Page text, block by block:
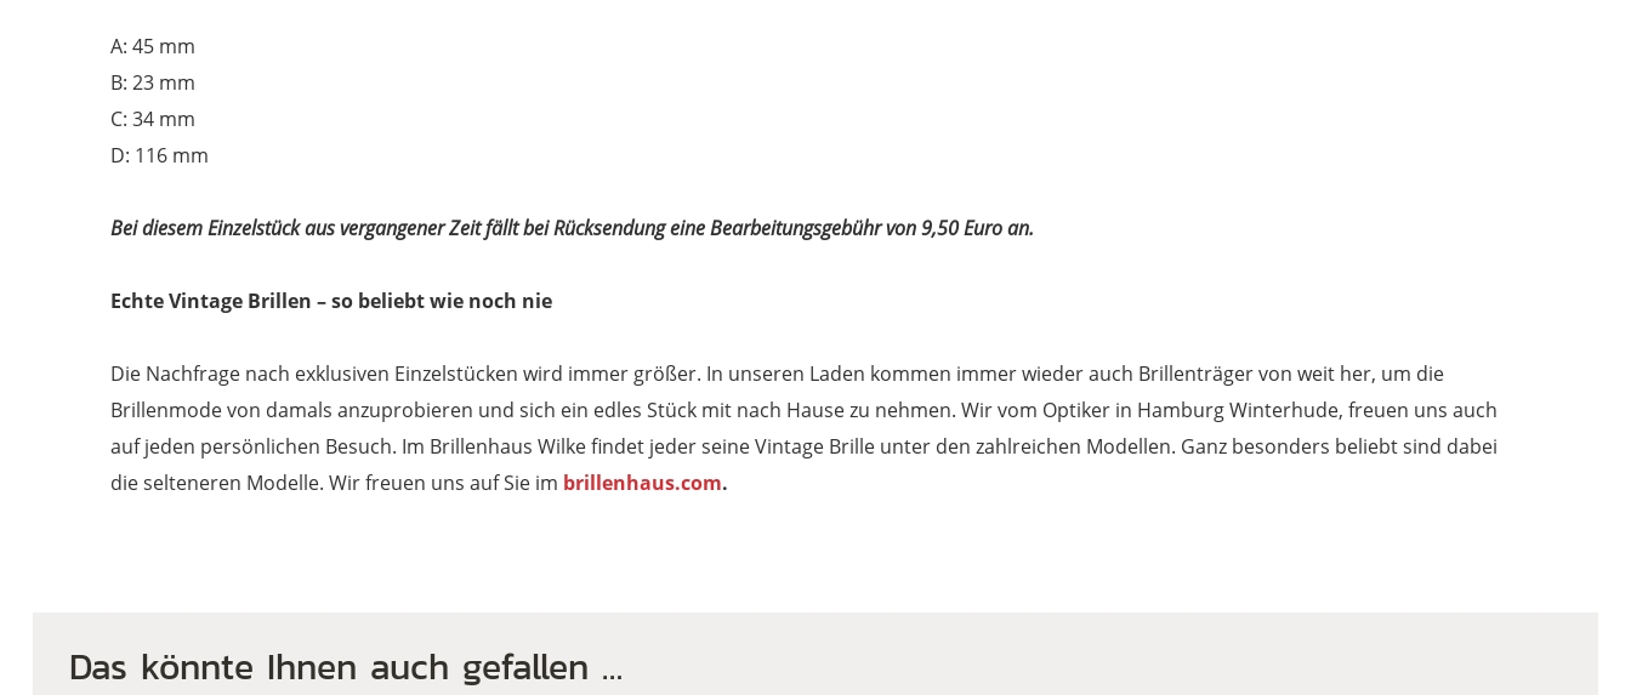
A: 45 mm
B: 23 mm
C: 34 mm
D: 116 mm
Bei diesem Einzelstück aus vergangener Zeit fällt bei Rücksendung eine Bearbeitungsgebühr von 9,50 Euro an.
Echte Vintage Brillen – so beliebt wie noch nie
Die Nachfrage nach exklusiven Einzelstücken wird immer größer. In unseren Laden kommen immer wieder auch Brillenträger von weit her, um die
Brillenmode von damals anzuprobieren und sich ein edles Stück mit nach Hause zu nehmen. Wir vom Optiker in Hamburg Winterhude, freuen uns auch
auf jeden persönlichen Besuch. Im Brillenhaus Wilke findet jeder seine Vintage Brille unter den zahlreichen Modellen. Ganz besonders beliebt sind dabei
die selteneren Modelle. Wir freuen uns auf Sie im brillenhaus.com.
Das könnte Ihnen auch gefallen …